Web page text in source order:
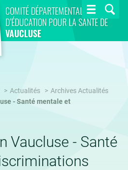
COMITÉ DÉPARTEMENTAL
D’ÉDUCATION POUR LA SANTÉ DE
VAUCLUSE
Actualités
Archives Actualités
- Santé mentale et
Vaucluse - Santé